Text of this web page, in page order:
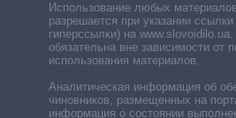
Использование любых
разрешается при указании
гиперссылки) на
обязательна вне зависимости от
использования материалов.
Аналитическая информация об
чиновников, размещенных на
информация о состоянии